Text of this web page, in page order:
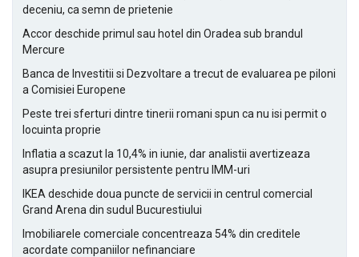
deceniu, ca semn de prietenie
Accor deschide primul sau hotel din Oradea sub brandul
Mercure
Banca de Investitii si Dezvoltare a trecut de evaluarea pe piloni
a Comisiei Europene
Peste trei sferturi dintre tinerii romani spun ca nu isi permit o
locuinta proprie
Inflatia a scazut la 10,4% in iunie, dar analistii avertizeaza
asupra presiunilor persistente pentru IMM-uri
IKEA deschide doua puncte de servicii in centrul comercial
Grand Arena din sudul Bucurestiului
Imobiliarele comerciale concentreaza 54% din creditele
acordate companiilor nefinanciare